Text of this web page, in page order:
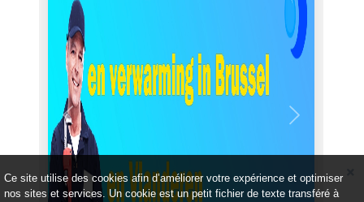
Précédent Suivant
Ce site utilise des cookies afin d’améliorer votre expérience et optimiser
nos sites et services. Un cookie est un petit fichier de texte transféré à